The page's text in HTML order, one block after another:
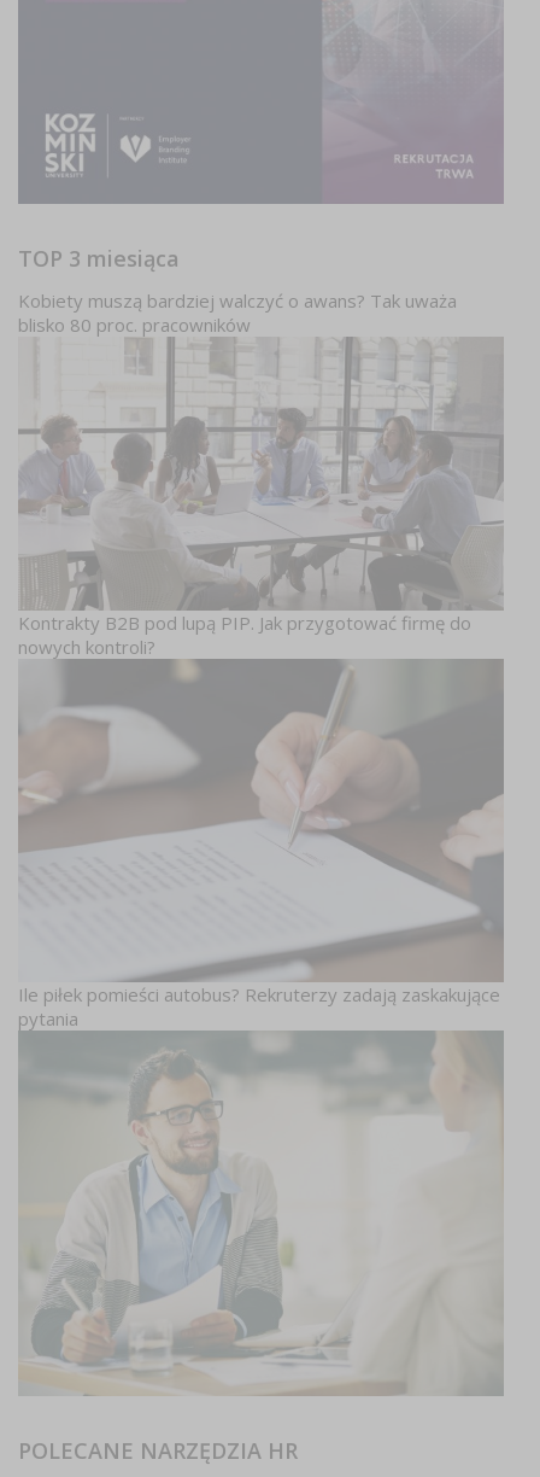
TOP 3 miesiąca
Kobiety muszą bardziej walczyć o awans? Tak uważa
blisko 80 proc. pracowników
Kontrakty B2B pod lupą PIP. Jak przygotować firmę do
nowych kontroli?
Ile piłek pomieści autobus? Rekruterzy zadają zaskakujące
pytania
POLECANE NARZĘDZIA HR